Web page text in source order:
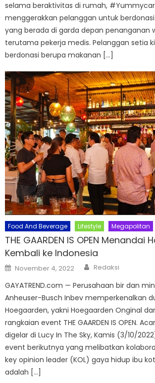
selama beraktivitas di rumah,
menggerakkan pelanggan untuk
yang berada di garda depan penanganan
terutama pekerja medis. Pelanggan setia
berdonasi berupa makanan […]
Food And Beverage Lifestyle Megapolitan
THE GAARDEN IS OPEN Menandai
Kembali ke Indonesia
Posted
on
November 4, 2022 Author
Redaksi
GAYATREND.com — Perusahaan bir dan
Anheuser-Busch Inbev memperkenalkan
Hoegaarden, yakni Hoegaarden Onginal
rangkaian event THE GAARDEN IS OPEN.
digelar di Lucy In The Sky, Kamis (3/10/
event berikutnya yang melibatkan
key opinion leader (KOL) gaya hidup ibu
adalah […]